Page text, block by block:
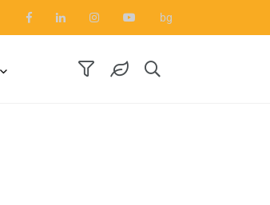
bg